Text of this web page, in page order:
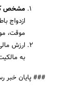
مشخص
ازدواج
موقت،
ارزش
به
### پایان خبر